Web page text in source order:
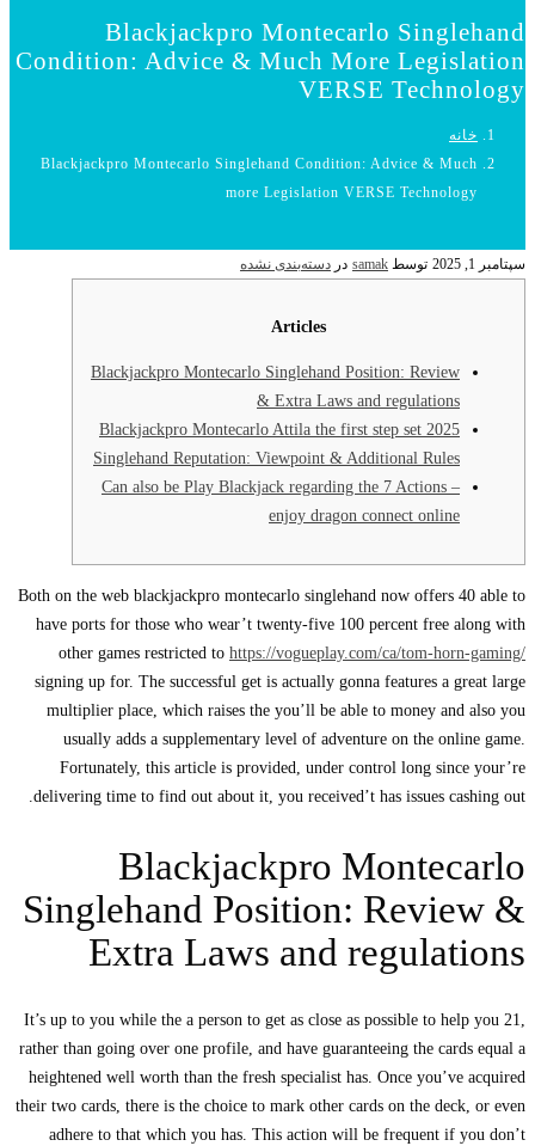
Blackjackpro Montecarlo Singlehand
Condition: Advice & Much More Legislation
VERSE Technology
خانه
Blackjackpro Montecarlo Singlehand Condition: Advice & Much
more Legislation VERSE Technology
سپتامبر 1, 2025 توسط samak در دسته‌بندی نشده
Articles
Blackjackpro Montecarlo Singlehand Position: Review
& Extra Laws and regulations
Blackjackpro Montecarlo Attila the first step set 2025
Singlehand Reputation: Viewpoint & Additional Rules
Can also be Play Blackjack regarding the 7 Actions –
enjoy dragon connect online
Both on the web blackjackpro montecarlo singlehand now offers 40 able to
have ports for those who wear’t twenty-five 100 percent free along with
other games restricted to https://vogueplay.com/ca/tom-horn-gaming/
signing up for. The successful get is actually gonna features a great large
multiplier place, which raises the you’ll be able to money and also you
usually adds a supplementary level of adventure on the online game.
Fortunately, this article is provided, under control long since your’re
delivering time to find out about it, you received’t has issues cashing out.
Blackjackpro Montecarlo
Singlehand Position: Review &
Extra Laws and regulations
It’s up to you while the a person to get as close as possible to help you 21,
rather than going over one profile, and have guaranteeing the cards equal a
heightened well worth than the fresh specialist has. Once you’ve acquired
their two cards, there is the choice to mark other cards on the deck, or even
adhere to that which you has. This action will be frequent if you don’t